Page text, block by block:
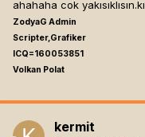
ahahaha cok
ZodyaG Admin
Scripter,Grafiker
ICQ=160053851
Volkan Polat
kermit